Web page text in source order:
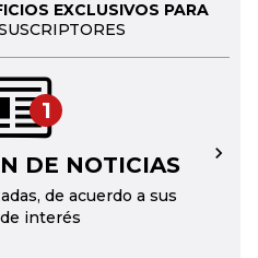
EXCLUSIVOS PARA
1
DE NOTICIAS
de acuerdo a sus
interés
→